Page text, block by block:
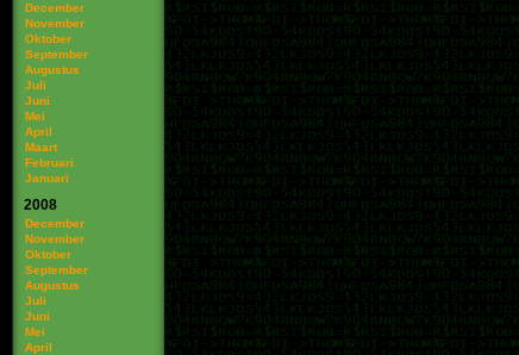
December
November
Oktober
September
Augustus
Juli
Juni
Mei
April
Maart
Februari
Januari
2008
December
November
Oktober
September
Augustus
Juli
Juni
Mei
April